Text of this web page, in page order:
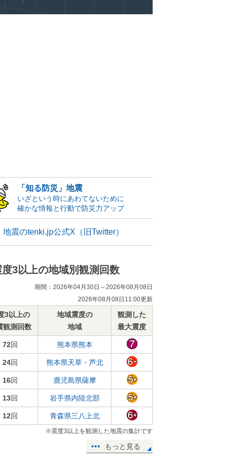
「知る防災」地震
いざという時にあわてないために
確かな情報と行動で防災力アップ
地震のtenki.jp公式X（旧Twitter）
度3以上の地域別観測回数
期間：2026年04月30日～2026年08月08日
2026年08月08日11:00更新
3以上の
観測回数
地域震度の
地域
観測した
最大震度
72回 熊本県熊本
24回 熊本県天草・芦北
16回 鹿児島県薩摩
13回 岩手県内陸北部
12回 青森県三八上北
※震度3以上を観測した地震の集計です
もっと見る